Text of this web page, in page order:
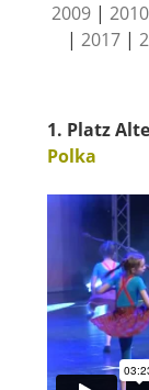
2009 | 2010
| 2017|
1. Platz
Polka